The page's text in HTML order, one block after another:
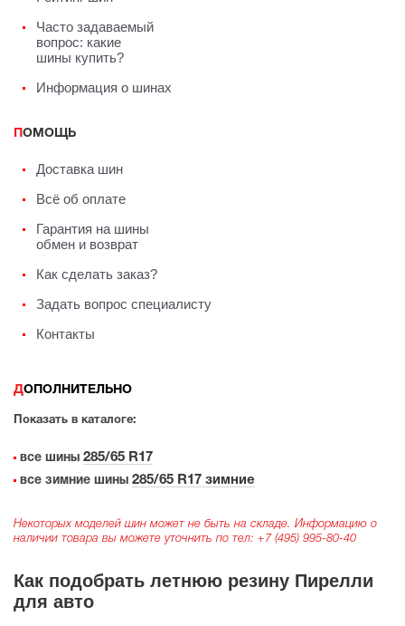
Часто задаваемый
вопрос: какие
шины купить?
Информация о шинах
ПОМОЩЬ
Доставка шин
Всё об оплате
Гарантия на шины
обмен и возврат
Как сделать заказ?
Задать вопрос специалисту
Контакты
ДОПОЛНИТЕЛЬНО
Показать в каталоге:
все шины 285/65 R17
все зимние шины 285/65 R17 зимние
Некоторых моделей шин может не быть на складе. Информацию о
наличии товара вы можете уточнить по тел: +7 (495) 995-80-40
Как подобрать летнюю резину Пирелли
для авто